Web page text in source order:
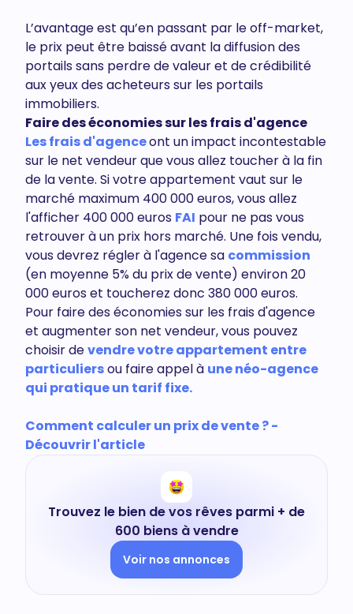
L’avantage est qu’en passant par le off-market,
le prix peut être baissé avant la diffusion des
portails sans perdre de valeur et de crédibilité
aux yeux des acheteurs sur les portails
immobiliers.
Faire des économies sur les frais d'agence
Les frais d'agenceont un impact incontestable
sur le net vendeur que vous allez toucher à la fin
de la vente. Si votre appartement vaut sur le
marché maximum 400 000 euros, vous allez
l'afficher 400 000 euros FAI pour ne pas vous
retrouver à un prix hors marché. Une fois vendu,
vous devrez régler à l'agence sa commission
(en moyenne 5% du prix de vente) environ 20
000 euros et toucherez donc 380 000 euros.
Pour faire des économies sur les frais d'agence
et augmenter son net vendeur, vous pouvez
choisir devendre votre appartement entre
particuliersou faire appel à une néo-agence
qui pratique un tarif fixe.
Comment calculer un prix de vente ? -
Découvrir l'article
Trouvez le bien de vos rêves parmi + de
600 biens à vendre
Voir nos annonces